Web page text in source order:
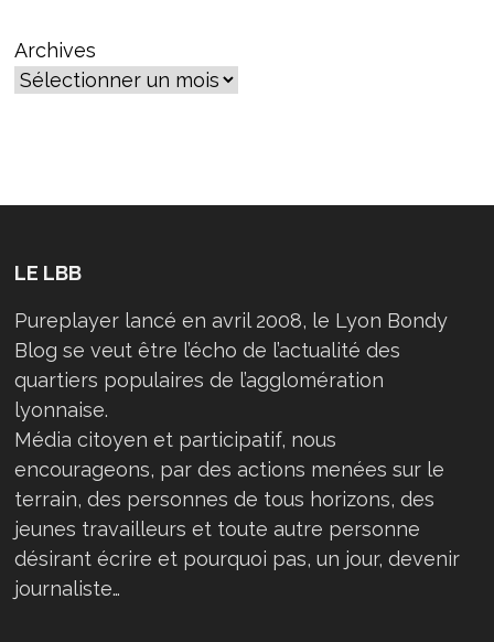
Archives
LE LBB
Pureplayer lancé en avril 2008, le Lyon Bondy
Blog se veut être l’écho de l’actualité des
quartiers populaires de l’agglomération
lyonnaise.
Média citoyen et participatif, nous
encourageons, par des actions menées sur le
terrain, des personnes de tous horizons, des
jeunes travailleurs et toute autre personne
désirant écrire et pourquoi pas, un jour, devenir
journaliste…